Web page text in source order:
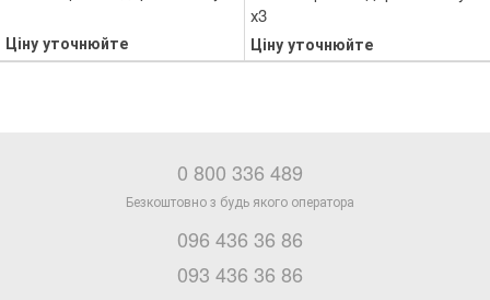
Ціну уточнюйте
х3
Ціну уточнюйте
0 800 336 489
096 436 36 86
093 436 36 86